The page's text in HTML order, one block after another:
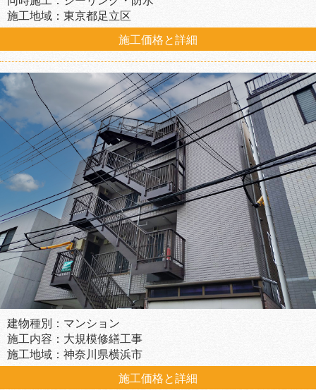
施工地域：東京都足立区
施工価格と詳細
建物種別：マンション
施工内容：大規模修繕工事
施工地域：神奈川県横浜市
施工価格と詳細